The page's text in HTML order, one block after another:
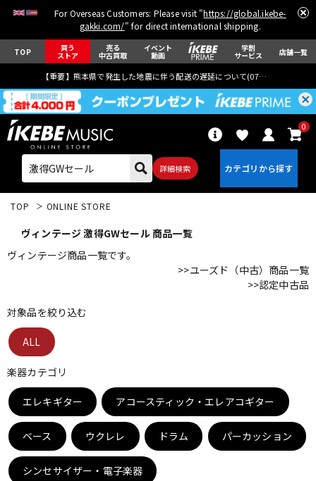
For Overseas Customers: Please visit "https://global.ikebe-
gakki.com/" for direct international shipping.
TOP 買う
ストア
売る
中古買取
イベント
動画
学割
サービス 店舗一覧
【重要】熊本県で発生した地震に伴う配送の遅延について(07月29日
詳細検索
0
アコギ/エレアコ
ドラム パーカッション
キーボード 電子ピアノ
TOP ONLINE STORE
ヴィンテージ 激得GWセール 商品一覧
ヴィンテージ商品一覧です。
>>ユーズド（中古）商品一覧
>>認定中古品
対象品を絞り込む
ALL
楽器カテゴリ
エレキギター アコースティック・エレアコギター
ベース ウクレレ ドラム パーカッション
シンセサイザー・電子楽器